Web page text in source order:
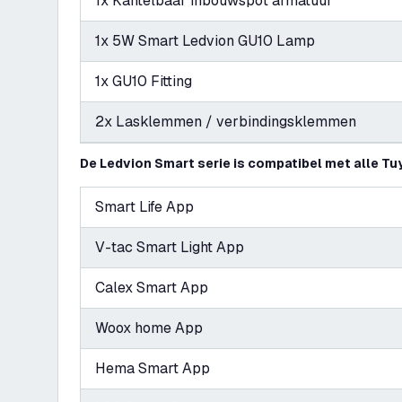
1x 5W Smart Ledvion GU10 Lamp
1x GU10 Fitting
2x Lasklemmen / verbindingsklemmen
De Ledvion Smart serie is compatibel met alle
Smart Life App
V-tac Smart Light App
Calex Smart App
Woox home App
Hema Smart App